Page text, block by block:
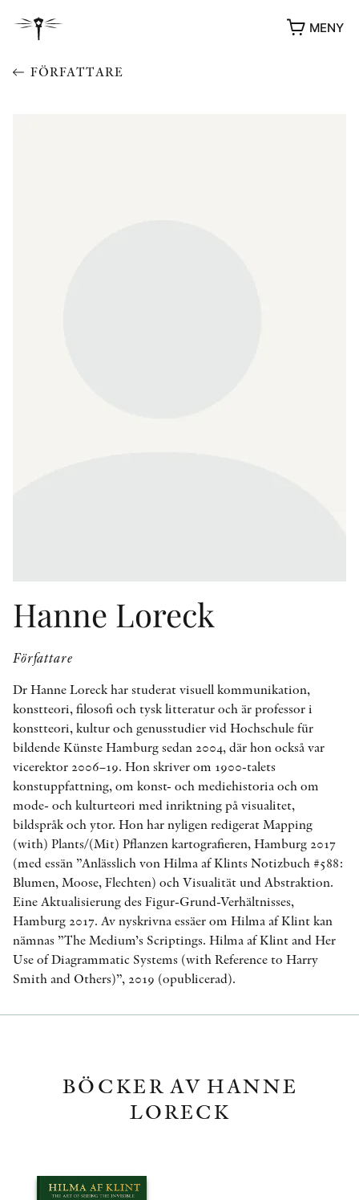
MENY
FÖRFATTARE
Hanne Loreck
Författare
Dr Hanne Loreck har studerat visuell kommunikation,
konstteori, filosofi och tysk litteratur och är professor i
konstteori, kultur och genusstudier vid Hochschule für
bildende Künste Hamburg sedan 2004, där hon också var
vicerektor 2006–19. Hon skriver om 1900-talets
konstuppfattning, om konst- och mediehistoria och om
mode- och kulturteori med inriktning på visualitet,
bildspråk och ytor. Hon har nyligen redigerat Mapping
(with) Plants/(Mit) Pflanzen kartografieren, Hamburg 2017
(med essän ”Anlässlich von Hilma af Klints Notizbuch #588:
Blumen, Moose, Flechten) och Visualität und Abstraktion.
Eine Aktualisierung des Figur-Grund-Verhältnisses,
Hamburg 2017. Av nyskrivna essäer om Hilma af Klint kan
nämnas ”The Medium’s Scriptings. Hilma af Klint and Her
Use of Diagrammatic Systems (with Reference to Harry
Smith and Others)”, 2019 (opublicerad).
BÖCKER AV HANNE
LORECK